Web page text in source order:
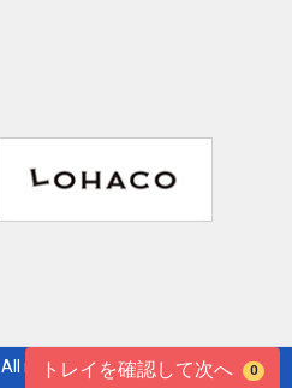
トレイを確認して次へ 0
right reserved.